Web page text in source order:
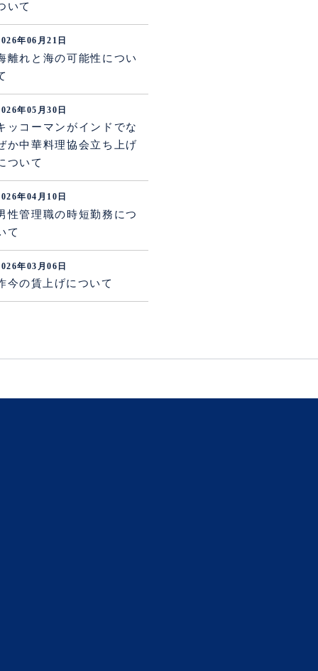
いて
年06月21日
離れと海の可能性につい
年05月30日
ッコーマンがインドでな
か中華料理協会立ち上げ
ついて
年04月10日
性管理職の時短勤務につ
て
年03月06日
今の賃上げについて